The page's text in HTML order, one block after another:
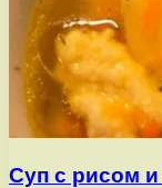
Суп с рисом